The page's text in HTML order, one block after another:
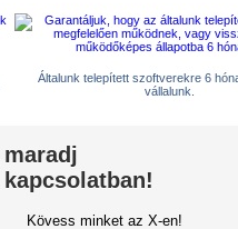
Általunk telepített szoftverekre 6
vállalunk.
maradj
kapcsolatban!
Kövess minket az X-en!